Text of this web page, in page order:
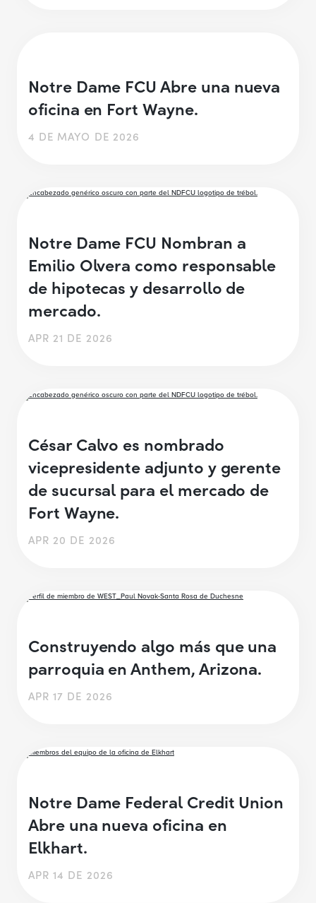
Notre Dame FCU Abre una nueva
oficina en Fort Wayne.
4 DE MAYO DE 2026
Notre Dame FCU Nombran a
Emilio Olvera como responsable
de hipotecas y desarrollo de
mercado.
APR 21 DE 2026
César Calvo es nombrado
vicepresidente adjunto y gerente
de sucursal para el mercado de
Fort Wayne.
APR 20 DE 2026
Construyendo algo más que una
parroquia en Anthem, Arizona.
APR 17 DE 2026
Notre Dame Federal Credit Union
Abre una nueva oficina en
Elkhart.
APR 14 DE 2026